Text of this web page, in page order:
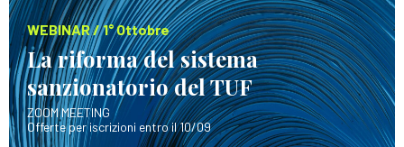
WEBINAR / 1° Ottobre
La riforma del sistema
sanzionatorio del TUF
ZOOM MEETING
Offerte per iscrizioni entro il 10/09